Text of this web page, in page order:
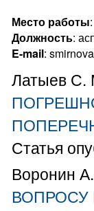
Место работы
Должность:
E-mail:
Латыев
Статья
Воронин